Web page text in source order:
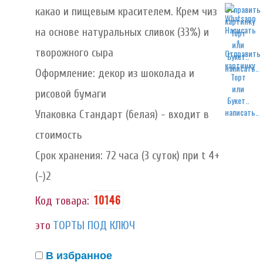
написать..
написать..
какао и пищевым красителем. Крем чиз
на основе натуральных сливок (33%) и
творожного сыра
Оформление: декор из шоколада и
рисовой бумаги
Упаковка Стандарт (белая) - входит в
стоимость
Срок хранения: 72 часа (3 суток) при t 4+
(-)2
Код товара: 10146
это ТОРТЫ ПОД КЛЮЧ
В избранное